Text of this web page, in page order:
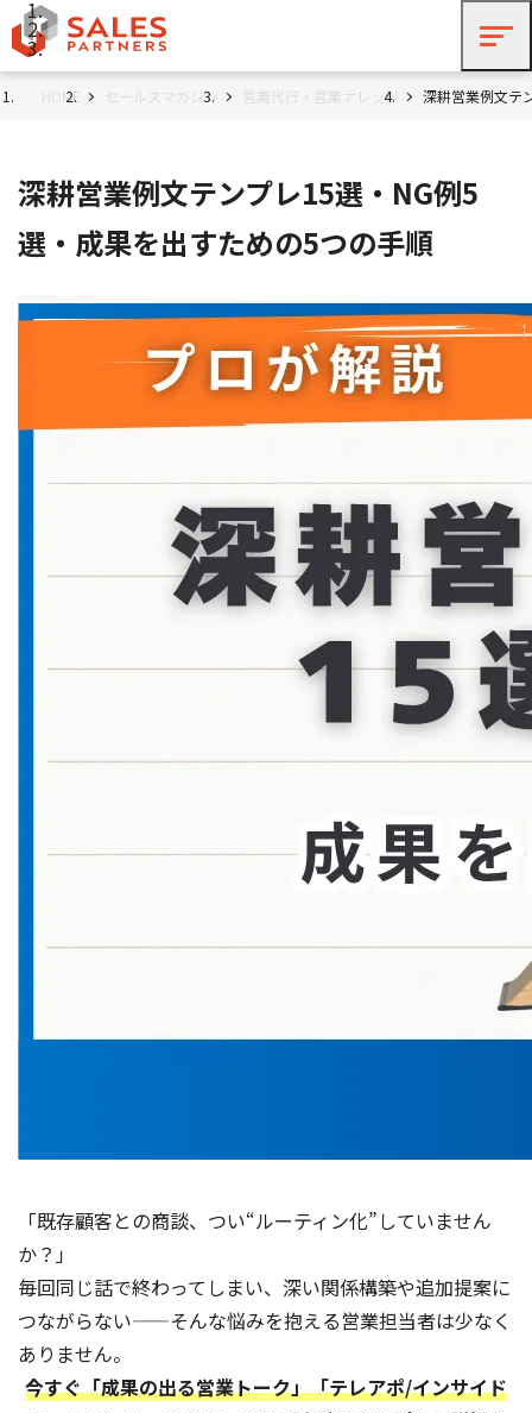
HOME セールスマガジン 営業代行・営業ナレッジ 深耕営業例文テ
深耕営業例文テンプレ15選・NG例5
選・成果を出すための5つの手順
「既存顧客との商談、つい“ルーティン化”していません
か？」
毎回同じ話で終わってしまい、深い関係構築や追加提案に
つながらない——そんな悩みを抱える営業担当者は少なく
ありません。
今すぐ「成果の出る営業トーク」「テレアポ/インサイド